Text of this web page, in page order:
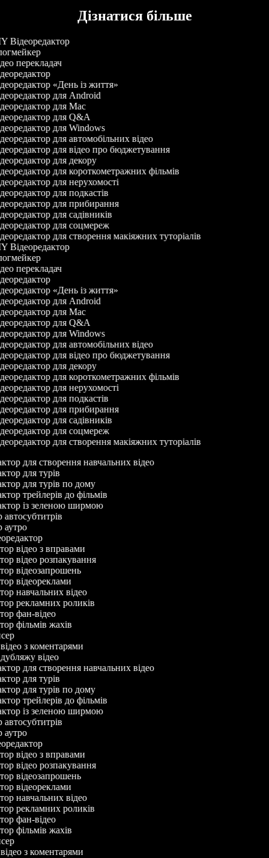
Дізнатися більше
Відеоредактор
перекладач
«День із життя»
для Android
для Mac
для Q&A
для Windows
для автомобільних відео
для відео про бюджетування
для декору
для короткометражних фільмів
для нерухомості
для подкастів
для прибирання
для садівників
для соцмереж
для створення макіяжних туторіалів
Відеоредактор
перекладач
«День із життя»
для Android
для Mac
для Q&A
для Windows
для автомобільних відео
для відео про бюджетування
для декору
для короткометражних фільмів
для нерухомості
для подкастів
для прибирання
для садівників
для соцмереж
для створення макіяжних туторіалів
для створення навчальних відео
для турів
для турів по дому
трейлерів до фільмів
із зеленою ширмою
автосубтитрів
аутро
відео з вправами
відео розпакування
відеозапрошень
відеореклами
навчальних відео
рекламних роликів
фан-відео
фільмів жахів
відео з коментарями
дубляжу відео
для створення навчальних відео
для турів
для турів по дому
трейлерів до фільмів
із зеленою ширмою
автосубтитрів
аутро
відео з вправами
відео розпакування
відеозапрошень
відеореклами
навчальних відео
рекламних роликів
фан-відео
фільмів жахів
відео з коментарями